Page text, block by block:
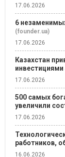
17.06.2026
6
(founder.ua)
17.06.2026
Казахстан
17.06.2026
500 самых
увеличили
17.06.2026
работников,
16.06.2026